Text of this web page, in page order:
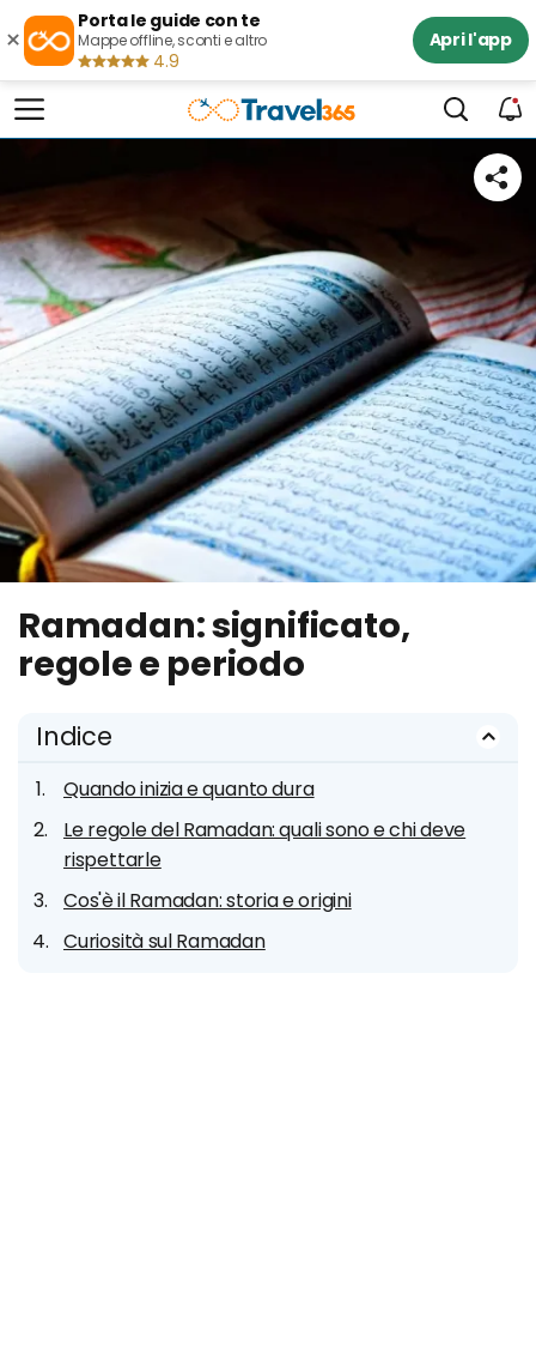
×
Porta le guide con te
Mappe offline, sconti e altro
4.9
Apri l'app
Ramadan: significato,
regole e periodo
Indice
Quando inizia e quanto dura
Le regole del Ramadan: quali sono e chi deve
rispettarle
Cos'è il Ramadan: storia e origini
Curiosità sul Ramadan